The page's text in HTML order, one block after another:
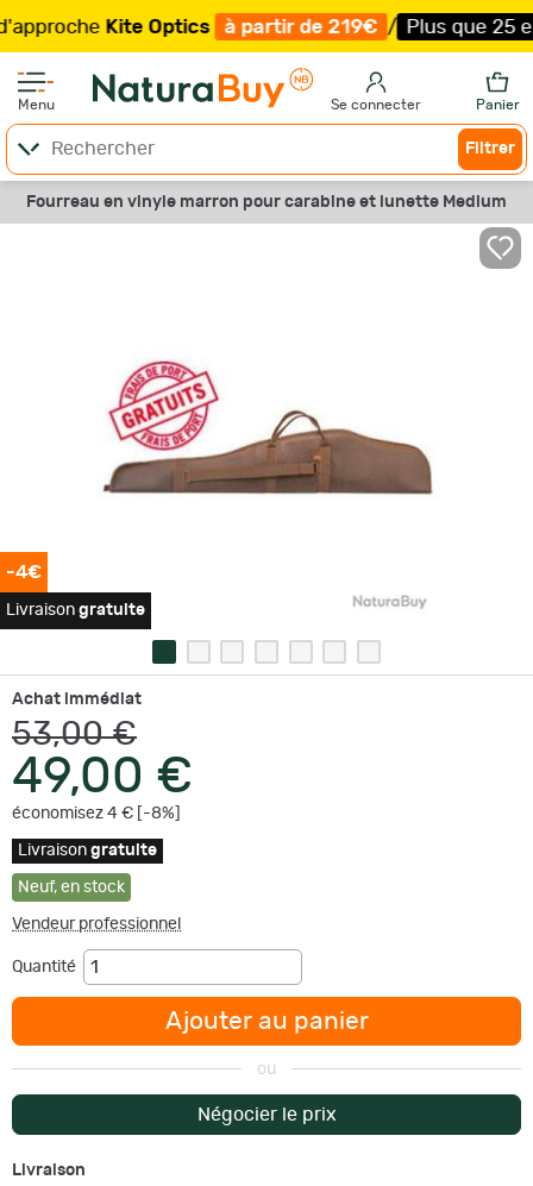
Kite Optics à partir de 219€ / Plus que 25
Menu Se connecter Panier
Filtrer
Fourreau en vinyle marron pour carabine et lunette Medium
-4€
Livraison gratuite
Achat immédiat
53,00 €
49,00 €
économisez 4 € [-8%]
Livraison gratuite
Neuf, en stock
Vendeur professionnel
Quantité
Ajouter au panier
ou
Négocier le prix
Livraison